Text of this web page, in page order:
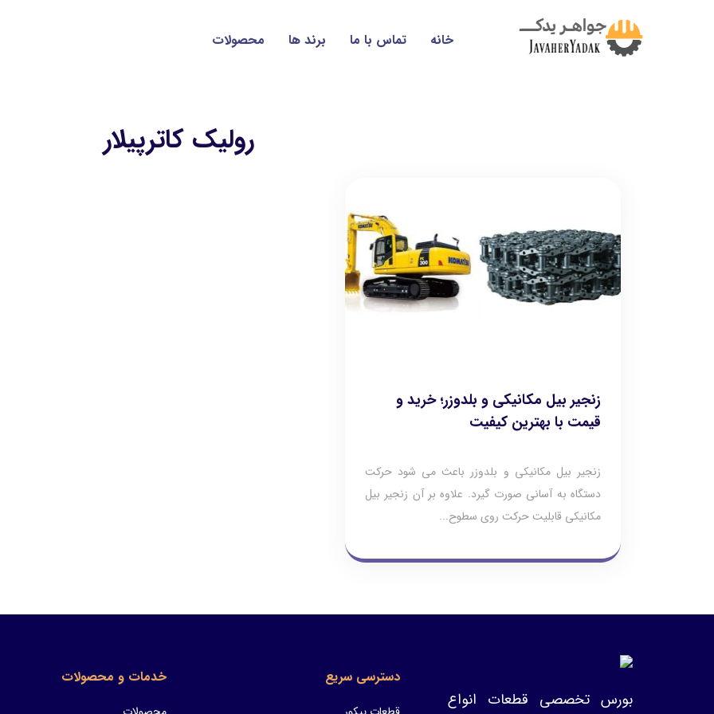
خانه تماس با ما برند ها محصولات
روليك كاترپيلار
زنجیر بیل مکانیکی و بلدوزر؛ خرید و
قیمت با بهترین کیفیت
زنجیر بیل مکانیکی و بلدوزر باعث می شود حرکت
دستگاه به آسانی صورت گیرد. علاوه بر آن زنجیر بیل
مکانیکی قابلیت حرکت روی سطوح...
بورس تخصصی قطعات انواع
دسترسی سریع خدمات و محصولات